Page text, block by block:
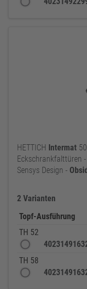
HETTICH Intermat
Eckschrankfalttüren
Sensys Design -
2 Varianten
Topf-Ausführung
TH 52
TH 58